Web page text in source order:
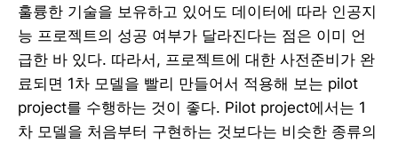
훌륭한 기술을 보유하고 있어도 데이터에 따라 인공지
능 프로젝트의 성공 여부가 달라진다는 점은 이미 언
급한 바 있다. 따라서, 프로젝트에 대한 사전준비가 완
료되면 1차 모델을 빨리 만들어서 적용해 보는 pilot
project를 수행하는 것이 좋다. Pilot project에서는 1
차 모델을 처음부터 구현하는 것보다는 비슷한 종류의